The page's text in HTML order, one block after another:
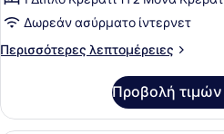
Δωμάτιο
Δωρεάν ασύρματο ίντερνετ
Περισσότερες λεπτομέρειες
Περισσότερες
Δωμάτιο
Προβολή τιμών